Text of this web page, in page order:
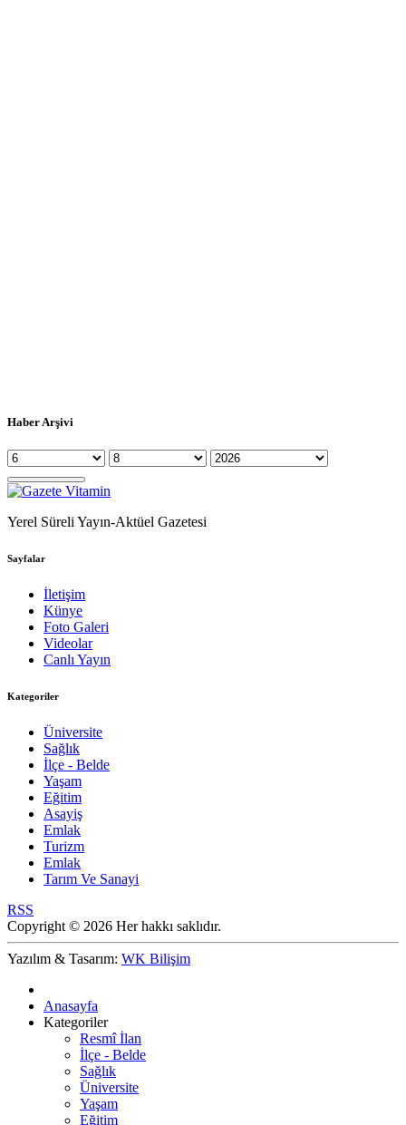
Haber Arşivi
Yerel Süreli Yayın-Aktüel Gazetesi
Sayfalar
İletişim
Künye
Foto Galeri
Videolar
Canlı Yayın
Kategoriler
Üniversite
Sağlık
İlçe - Belde
Yaşam
Eğitim
Asayiş
Emlak
Turizm
Emlak
Tarım Ve Sanayi
RSS
Copyright © 2026 Her hakkı saklıdır.
Yazılım & Tasarım: WK Bilişim
Anasayfa
Kategoriler
Resmî İlan
İlçe - Belde
Sağlık
Üniversite
Yaşam
Eğitim